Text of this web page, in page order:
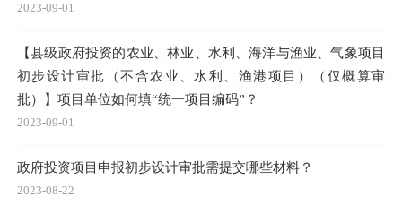
2023-09-01
【县级政府投资的农业、林业、水利、海洋与渔业、气象项目
初步设计审批（不含农业、水利、渔港项目）（仅概算审
批）】项目单位如何填“统一项目编码”？
2023-09-01
政府投资项目申报初步设计审批需提交哪些材料？
2023-08-22